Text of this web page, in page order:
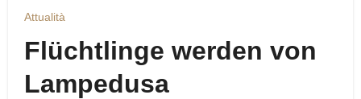
Attualità
Flüchtlinge werden von
Lampedusa